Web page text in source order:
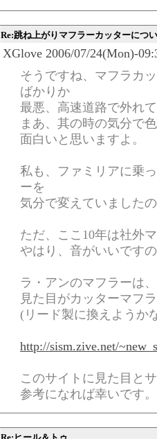
Re:跳ね上がりマフラーカッターにつ
XGlove 2006/07/24(Mon)-
そうですね、マフラカ
ばかりか
最悪、高速道路で外れ
まあ、其の時の気分で
面白いと思いますよ。
私も、ファミリアに乗
ーを
気分で変えていました
ただ、ここ10年は社外
やはり、音がいいです
ラ・アンのマフラーは
見た目がカッターマフ
(リード製に換えようか
http://sism.zive.net/
このサイトに見た目と
参考になれば幸いです。